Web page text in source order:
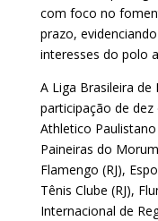
com foco no
prazo,
interesses do polo
A Liga Brasileira
participação de dez
Athletico Paulistano
Paineiras do
Flamengo (RJ),
Tênis Clube (RJ),
Internacional de